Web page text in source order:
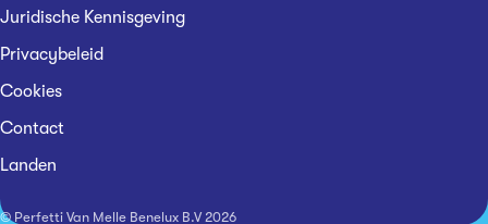
Juridische Kennisgeving
Privacybeleid
Cookies
Contact
Landen
© Perfetti Van Melle Benelux B.V 2026